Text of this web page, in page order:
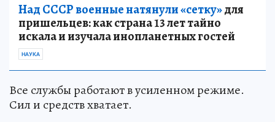
Над СССР военные натянули «сетку»для
пришельцев: как страна 13 лет тайно
искала и изучала инопланетных гостей
НАУКА
Все службы работают в усиленном режиме.
Сил и средств хватает.